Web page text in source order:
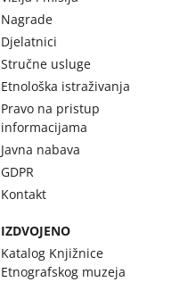
Nagrade
Djelatnici
Stručne usluge
Etnološka istraživanja
Pravo na pristup
informacijama
Javna nabava
GDPR
Kontakt
IZDVOJENO
Katalog Knjižnice
Etnografskog muzeja